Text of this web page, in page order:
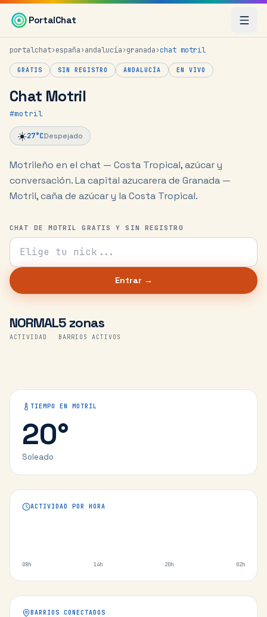
Saltar al contenido principal
PortalChat
portalchat›españa›andalucía›granada›chat motril
GRATIS SIN REGISTRO ANDALUCÍA EN VIVO
Chat Motril
#motril
☀️27°CDespejado
Motrileño en el chat — Costa Tropical, azúcar y
conversación.La capital azucarera de Granada —
Motril, caña de azúcar y la Costa Tropical.
CHAT DE MOTRIL GRATIS Y SIN REGISTRO
Tu nick para el chat
Entrar →
NORMAL
ACTIVIDAD
5 zonas
BARRIOS ACTIVOS
TIEMPO EN MOTRIL
20°
Soleado
ACTIVIDAD POR HORA
08h 14h 20h 02h
BARRIOS CONECTADOS